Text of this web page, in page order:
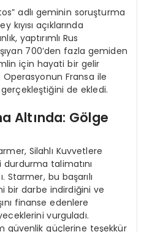
adlı geminin soruşturma
açıklarında
yaptırımlı Rus
700’den fazla gemiden
için hayati bir gelir
Operasyonun Fransa ile
de ekledi.
Altında: Gölge
Silahlı Kuvvetlere
talimatını
Starmer, bu başarılı
bir darbe indirdiğini ve
finanse edenlere
vurguladı.
güvenlik güçlerine teşekkür